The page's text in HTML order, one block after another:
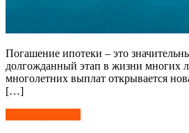
Погашение ипотеки – это
долгожданный этап в жизни многих
многолетних выплат открывается
[…]